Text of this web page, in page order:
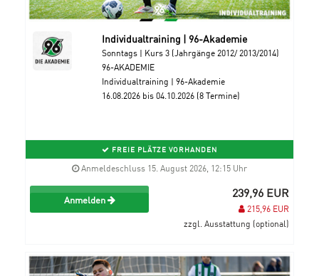
Individualtraining | 96-Akademie
Sonntags | Kurs 3 (Jahrgänge 2012/ 2013/2014)
96-AKADEMIE
Individualtraining | 96-Akademie
16.08.2026 bis 04.10.2026 (8 Termine)
FREIE PLÄTZE VORHANDEN
Anmeldeschluss 15. August 2026, 12:15 Uhr
Anmelden 239,96 EUR
215,96 EUR
zzgl. Ausstattung (optional)